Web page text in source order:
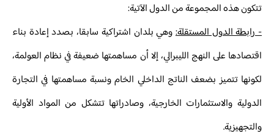
تتكون هذه المجموعة من الدول الآتية:
- رابطة الدول المستقلة:وهي بلدان اشتراكية سابقا، بصدد إعادة بناء
اقتصادها على النهج الليبرالي، إلا أن مساهمتها ضعيفة في نظام العولمة،
لكونها تتميز بضعف الناتج الداخلي الخام ونسبة مساهمتها في التجارة
الدولية والاستثمارات الخارجية، وصادراتها تتشكل من المواد الأولية
والتجهيزية.